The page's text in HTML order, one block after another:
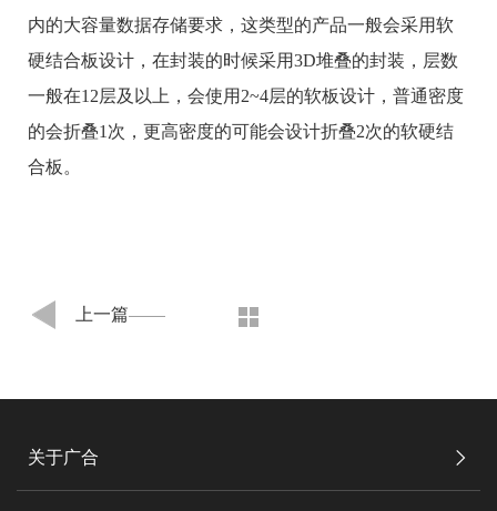
内的大容量数据存储要求，这类型的产品一般会采用软
硬结合板设计，在封装的时候采用3D堆叠的封装，层数
一般在12层及以上，会使用2~4层的软板设计，普通密度
的会折叠1次，更高密度的可能会设计折叠2次的软硬结
合板。
上一篇
关于广合